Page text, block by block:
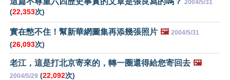
2004/5/31
(22,353次)
實在憋不住！幫新華網圖集再添幾張照片 🖼️ 2004/5/31
(26,093次)
老江，這是打北京寄來的，轉一圈還得給您寄回去 🖼️
2004/5/29 (22,092次)